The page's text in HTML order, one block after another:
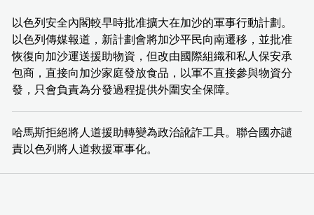
以色列安全內閣較早時批准擴大在加沙的軍事行動計劃。
以色列傳媒報道，新計劃會將加沙平民向南遷移，並批准
恢復向加沙運送援助物資，但改由國際組織和私人保安承
包商，直接向加沙家庭發放食品，以軍不直接參與物資分
發，只會負責為分發過程提供外圍安全保障。
哈馬斯拒絕將人道援助轉變為政治訛詐工具。聯合國亦譴
責以色列將人道救援軍事化。